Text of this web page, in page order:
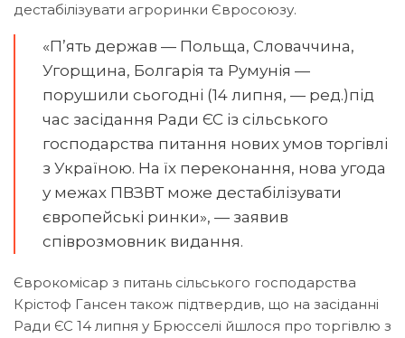
дестабілізувати агроринки Євросоюзу.
«П’ять держав — Польща, Словаччина,
Угорщина, Болгарія та Румунія —
порушили сьогодні (14 липня, — ред.)під
час засідання Ради ЄС із сільського
господарства питання нових умов торгівлі
з Україною. На їх переконання, нова угода
у межах ПВЗВТ може дестабілізувати
європейські ринки», — заявив
співрозмовник видання.
Єврокомісар з питань сільського господарства
Крістоф Гансен також підтвердив, що на засіданні
Ради ЄС 14 липня у Брюсселі йшлося про торгівлю з